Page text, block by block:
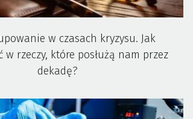
w czasach kryzysu. Jak
w rzeczy, które posłużą nam przez
dekadę?